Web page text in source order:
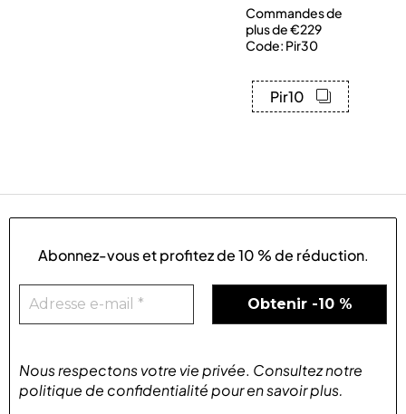
Commandes de
plus de €229
Code: Pir30
Pir10
Abonnez-vous et profitez de10 % de réduction.
Nous respectons votre vie privée. Consultez notre
politique de confidentialitépouren savoir plus.